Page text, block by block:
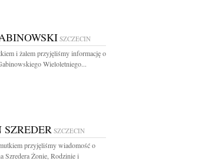
SZCZECIN
i żalem przyjęliśmy informację o
Wieloletniego...
SZREDERSZCZECIN
przyjęliśmy wiadomość o
Szredera Żonie, Rodzinie i